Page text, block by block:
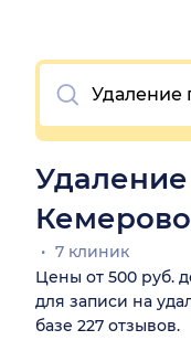
Очистить
Кемерово
7 клиник
Цены от 500 руб.
для записи на
базе 227 отзывов.